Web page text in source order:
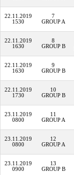
22.11.2019
1530
7
GROUP A
22.11.2019
1630
8
GROUP B
22.11.2019
1630
9
GROUP B
22.11.2019
1730
10
GROUP B
23.11.2019
0800
11
GROUP A
23.11.2019
0800
12
GROUP A
23.11.2019
0900
13
GROUP B